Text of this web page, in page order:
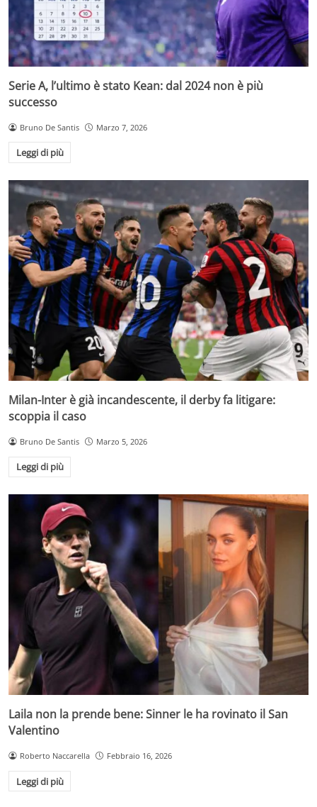
Serie A, l’ultimo è stato Kean: dal 2024 non è più
successo
Bruno De Santis Marzo 7, 2026
Leggi di più
Milan-Inter è già incandescente, il derby fa litigare:
scoppia il caso
Bruno De Santis Marzo 5, 2026
Leggi di più
Laila non la prende bene: Sinner le ha rovinato il San
Valentino
Roberto Naccarella Febbraio 16, 2026
Leggi di più